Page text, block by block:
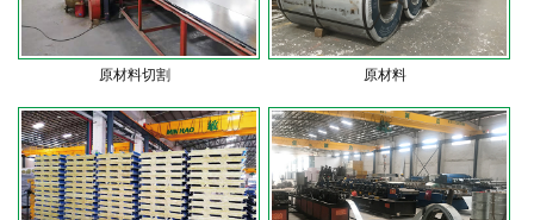
原材料切割 原材料